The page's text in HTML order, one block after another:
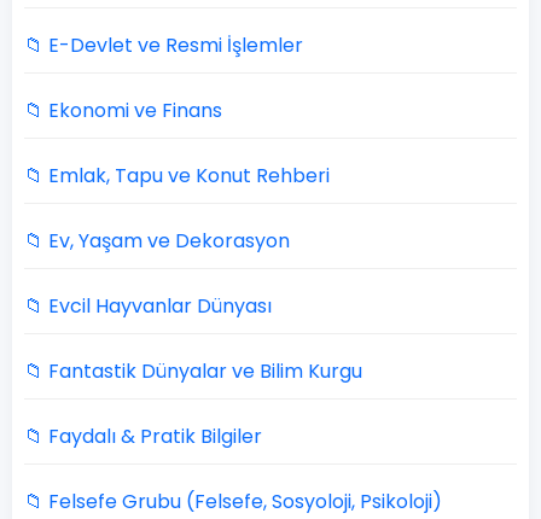
📁 E-Devlet ve Resmi İşlemler
📁 Ekonomi ve Finans
📁 Emlak, Tapu ve Konut Rehberi
📁 Ev, Yaşam ve Dekorasyon
📁 Evcil Hayvanlar Dünyası
📁 Fantastik Dünyalar ve Bilim Kurgu
📁 Faydalı & Pratik Bilgiler
📁 Felsefe Grubu (Felsefe, Sosyoloji, Psikoloji)